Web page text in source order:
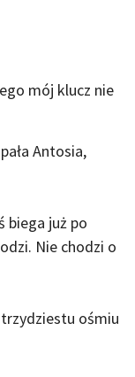
mój klucz nie
Antosia,
biega już po
Nie chodzi o
ośmiu